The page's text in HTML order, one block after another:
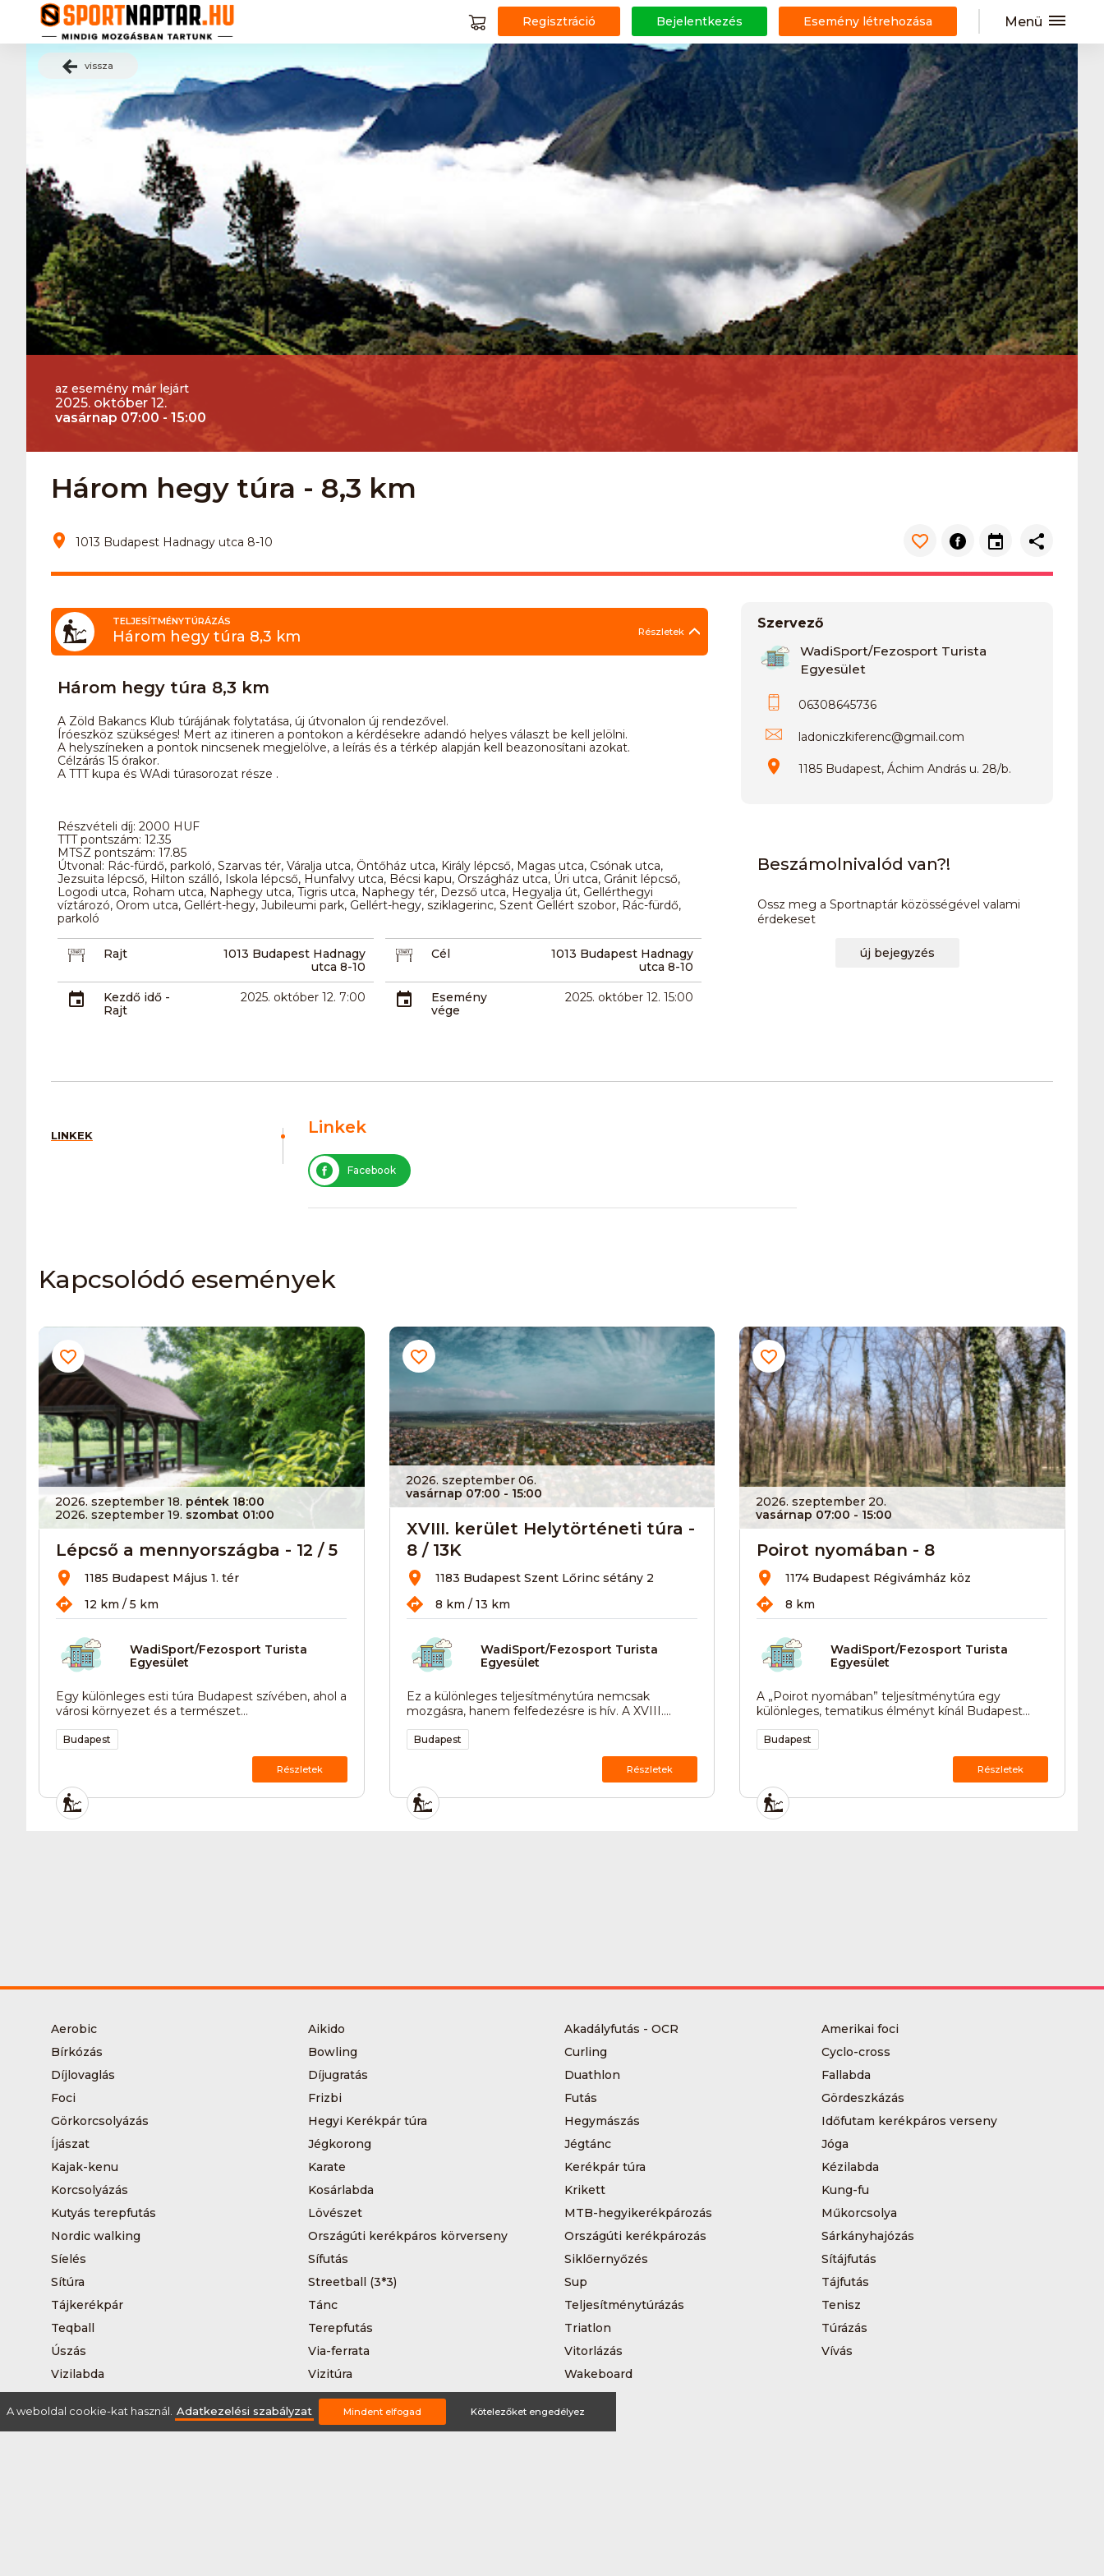
Regisztráció Bejelentkezés Esemény létrehozása Menü
vissza
az esemény már lejárt
2025. október 12.
vasárnap 07:00 - 15:00
Három hegy túra - 8,3 km
1013 Budapest Hadnagy utca 8-10
TELJESÍTMÉNYTÚRÁZÁS
Három hegy túra 8,3 km Részletek
Három hegy túra 8,3 km
A Zöld Bakancs Klub túrájának folytatása, új útvonalon új rendezővel.
Íróeszköz szükséges! Mert az itineren a pontokon a kérdésekre adandó helyes választ be kell jelölni.
A helyszíneken a pontok nincsenek megjelölve, a leírás és a térkép alapján kell beazonosítani azokat.
Célzárás 15 órakor.
A TTT kupa és WAdi túrasorozat része .
Részvételi díj: 2000 HUF
TTT pontszám: 12.35
MTSZ pontszám: 17.85
Útvonal: Rác-fürdő, parkoló, Szarvas tér, Váralja utca, Öntőház utca, Király lépcső, Magas utca, Csónak utca,
Jezsuita lépcső, Hilton szálló, Iskola lépcső, Hunfalvy utca, Bécsi kapu, Országház utca, Úri utca, Gránit lépcső,
Logodi utca, Roham utca, Naphegy utca, Tigris utca, Naphegy tér, Dezső utca, Hegyalja út, Gellérthegyi
víztározó, Orom utca, Gellért-hegy, Jubileumi park, Gellért-hegy, sziklagerinc, Szent Gellért szobor, Rác-fürdő,
parkoló
Rajt
1013 Budapest Hadnagy
utca 8-10
Cél
1013 Budapest Hadnagy
utca 8-10
Kezdő idő -
Rajt
2025. október 12. 7:00
Esemény
vége
2025. október 12. 15:00
Szervező
WadiSport/Fezosport Turista
Egyesület
06308645736
ladoniczkiferenc@gmail.com
1185 Budapest, Áchim András u. 28/b.
Beszámolnivalód van?!
Ossz meg a Sportnaptár közösségével valami
érdekeset
új bejegyzés
LINKEK Linkek
Facebook
Kapcsolódó események
2026. szeptember 18. péntek 18:00
2026. szeptember 19. szombat 01:00
Lépcső a mennyországba - 12 / 5
1185 Budapest Május 1. tér
12 km / 5 km
WadiSport/Fezosport Turista
Egyesület
Egy különleges esti túra Budapest szívében, ahol a
városi környezet és a természet...
Budapest
Részletek
2026. szeptember 06.
vasárnap 07:00 - 15:00
XVIII. kerület Helytörténeti túra -
8 / 13K
1183 Budapest Szent Lőrinc sétány 2
8 km / 13 km
WadiSport/Fezosport Turista
Egyesület
Ez a különleges teljesítménytúra nemcsak
mozgásra, hanem felfedezésre is hív. A XVIII....
Budapest
Részletek
2026. szeptember 20.
vasárnap 07:00 - 15:00
Poirot nyomában - 8
1174 Budapest Régivámház köz
8 km
WadiSport/Fezosport Turista
Egyesület
A „Poirot nyomában” teljesítménytúra egy
különleges, tematikus élményt kínál Budapest...
Budapest
Részletek
Aerobic Aikido Akadályfutás - OCR
Amerikai foci
Bírkózás
Bowling Curling
Cyclo-cross
Díjlovaglás
Díjugratás Duathlon
Fallabda
Foci
Frizbi Futás
Gördeszkázás
Görkorcsolyázás
Hegyi Kerékpár túra Hegymászás
Időfutam kerékpáros verseny
Íjászat
Jégkorong Jégtánc
Jóga
Kajak-kenu
Karate Kerékpár túra
Kézilabda
Korcsolyázás
Kosárlabda Krikett
Kung-fu
Kutyás terepfutás
Lövészet MTB-hegyikerékpározás
Műkorcsolya
Nordic walking
Országúti kerékpáros körverseny Országúti kerékpározás
Sárkányhajózás
Síelés
Sífutás Siklőernyőzés
Sítájfutás
Sítúra
Streetball (3*3) Sup
Tájfutás
Tájkerékpár
Tánc Teljesítménytúrázás
Tenisz
Teqball
Terepfutás Triatlon
Túrázás
Úszás
Via-ferrata Vitorlázás
Vívás
Vizilabda
Vizitúra Wakeboard
A weboldal cookie-kat használ. Adatkezelési szabályzat Mindent elfogad Kötelezőket engedélyez